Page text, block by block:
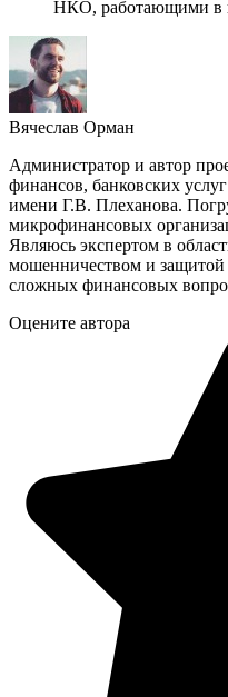
НКО, работающими в
Вячеслав Орман
Администратор и автор
финансов, банковских
имени Г.В. Плеханова.
микрофинансовых
Являюсь экспертом в
мошенничеством и
сложных финансовых
Оцените автора